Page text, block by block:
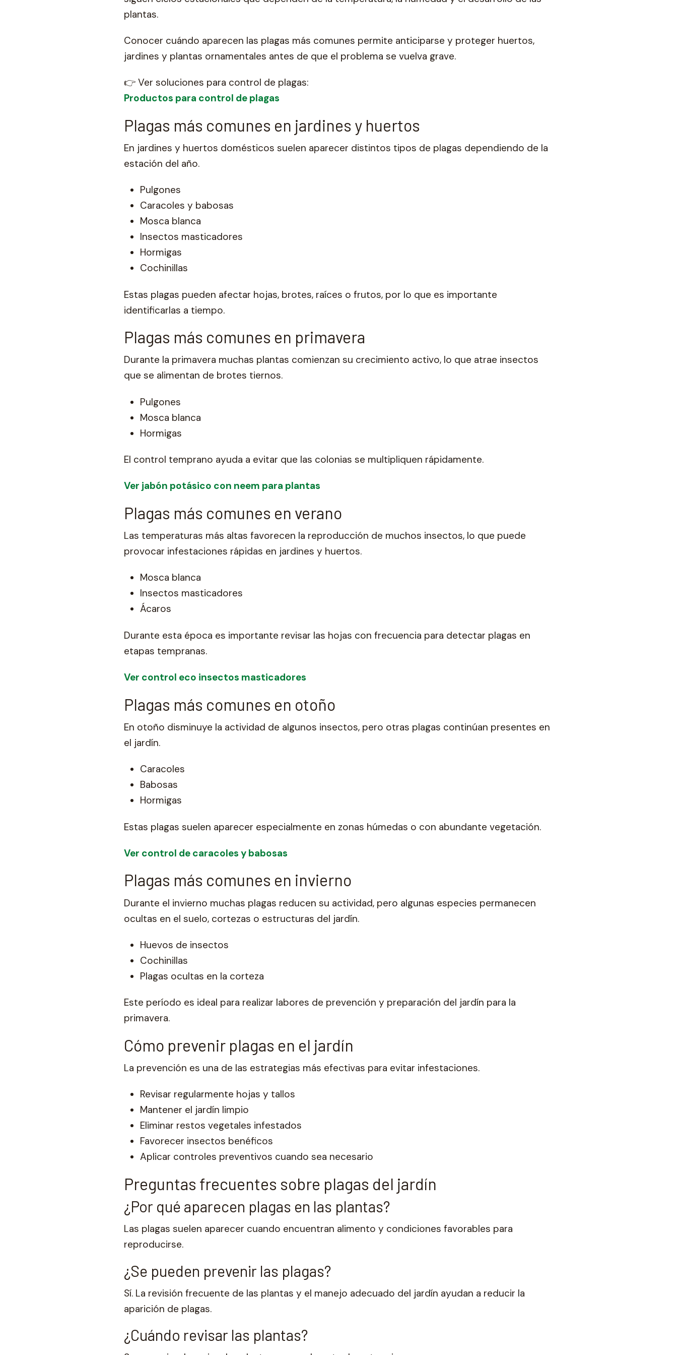
plantas.
Conocer cuándo aparecen las plagas más comunes permite anticiparse y proteger huertos,
jardines y plantas ornamentales antes de que el problema se vuelva grave.
👉 Ver soluciones para control de plagas:
Productos para control de plagas
Plagas más comunes en jardines y huertos
En jardines y huertos domésticos suelen aparecer distintos tipos de plagas dependiendo de la
estación del año.
Pulgones
Caracoles y babosas
Mosca blanca
Insectos masticadores
Hormigas
Cochinillas
Estas plagas pueden afectar hojas, brotes, raíces o frutos, por lo que es importante
identificarlas a tiempo.
Plagas más comunes en primavera
Durante la primavera muchas plantas comienzan su crecimiento activo, lo que atrae insectos
que se alimentan de brotes tiernos.
Pulgones
Mosca blanca
Hormigas
El control temprano ayuda a evitar que las colonias se multipliquen rápidamente.
Ver jabón potásico con neem para plantas
Plagas más comunes en verano
Las temperaturas más altas favorecen la reproducción de muchos insectos, lo que puede
provocar infestaciones rápidas en jardines y huertos.
Mosca blanca
Insectos masticadores
Ácaros
Durante esta época es importante revisar las hojas con frecuencia para detectar plagas en
etapas tempranas.
Ver control eco insectos masticadores
Plagas más comunes en otoño
En otoño disminuye la actividad de algunos insectos, pero otras plagas continúan presentes en
el jardín.
Caracoles
Babosas
Hormigas
Estas plagas suelen aparecer especialmente en zonas húmedas o con abundante vegetación.
Ver control de caracoles y babosas
Plagas más comunes en invierno
Durante el invierno muchas plagas reducen su actividad, pero algunas especies permanecen
ocultas en el suelo, cortezas o estructuras del jardín.
Huevos de insectos
Cochinillas
Plagas ocultas en la corteza
Este período es ideal para realizar labores de prevención y preparación del jardín para la
primavera.
Cómo prevenir plagas en el jardín
La prevención es una de las estrategias más efectivas para evitar infestaciones.
Revisar regularmente hojas y tallos
Mantener el jardín limpio
Eliminar restos vegetales infestados
Favorecer insectos benéficos
Aplicar controles preventivos cuando sea necesario
Preguntas frecuentes sobre plagas del jardín
¿Por qué aparecen plagas en las plantas?
Las plagas suelen aparecer cuando encuentran alimento y condiciones favorables para
reproducirse.
¿Se pueden prevenir las plagas?
Sí. La revisión frecuente de las plantas y el manejo adecuado del jardín ayudan a reducir la
aparición de plagas.
¿Cuándo revisar las plantas?